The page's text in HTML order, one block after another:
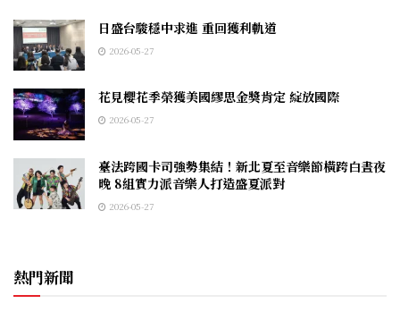
日盛台駿穩中求進 重回獲利軌道
2026-05-27
花見櫻花季榮獲美國繆思金獎肯定 綻放國際
2026-05-27
臺法跨國卡司強勢集結！新北夏至音樂節橫跨白晝夜
晚 8組實力派音樂人打造盛夏派對
2026-05-27
熱門新聞